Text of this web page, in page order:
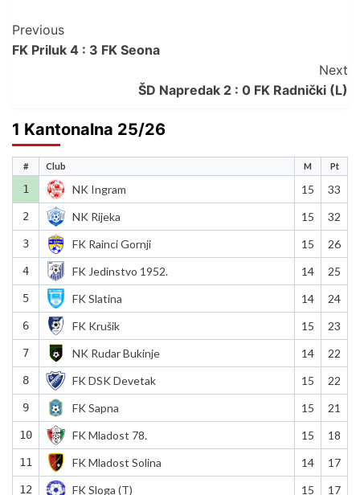
Post
Navigation
Previous
FK Priluk 4 : 3 FK Seona
Next
ŠD Napredak 2 : 0 FK Radnički (L)
1 Kantonalna 25/26
# Club M Pt
1 NK Ingram 15 33
2 NK Rijeka 15 32
3 FK Rainci Gornji 15 26
4 FK Jedinstvo 1952. 14 25
5 FK Slatina 14 24
6 FK Krušik 15 23
7 NK Rudar Bukinje 14 22
8 FK DSK Devetak 15 22
9 FK Sapna 15 21
10 FK Mladost 78. 15 18
11 FK Mladost Solina 14 17
12 FK Sloga (T) 15 17